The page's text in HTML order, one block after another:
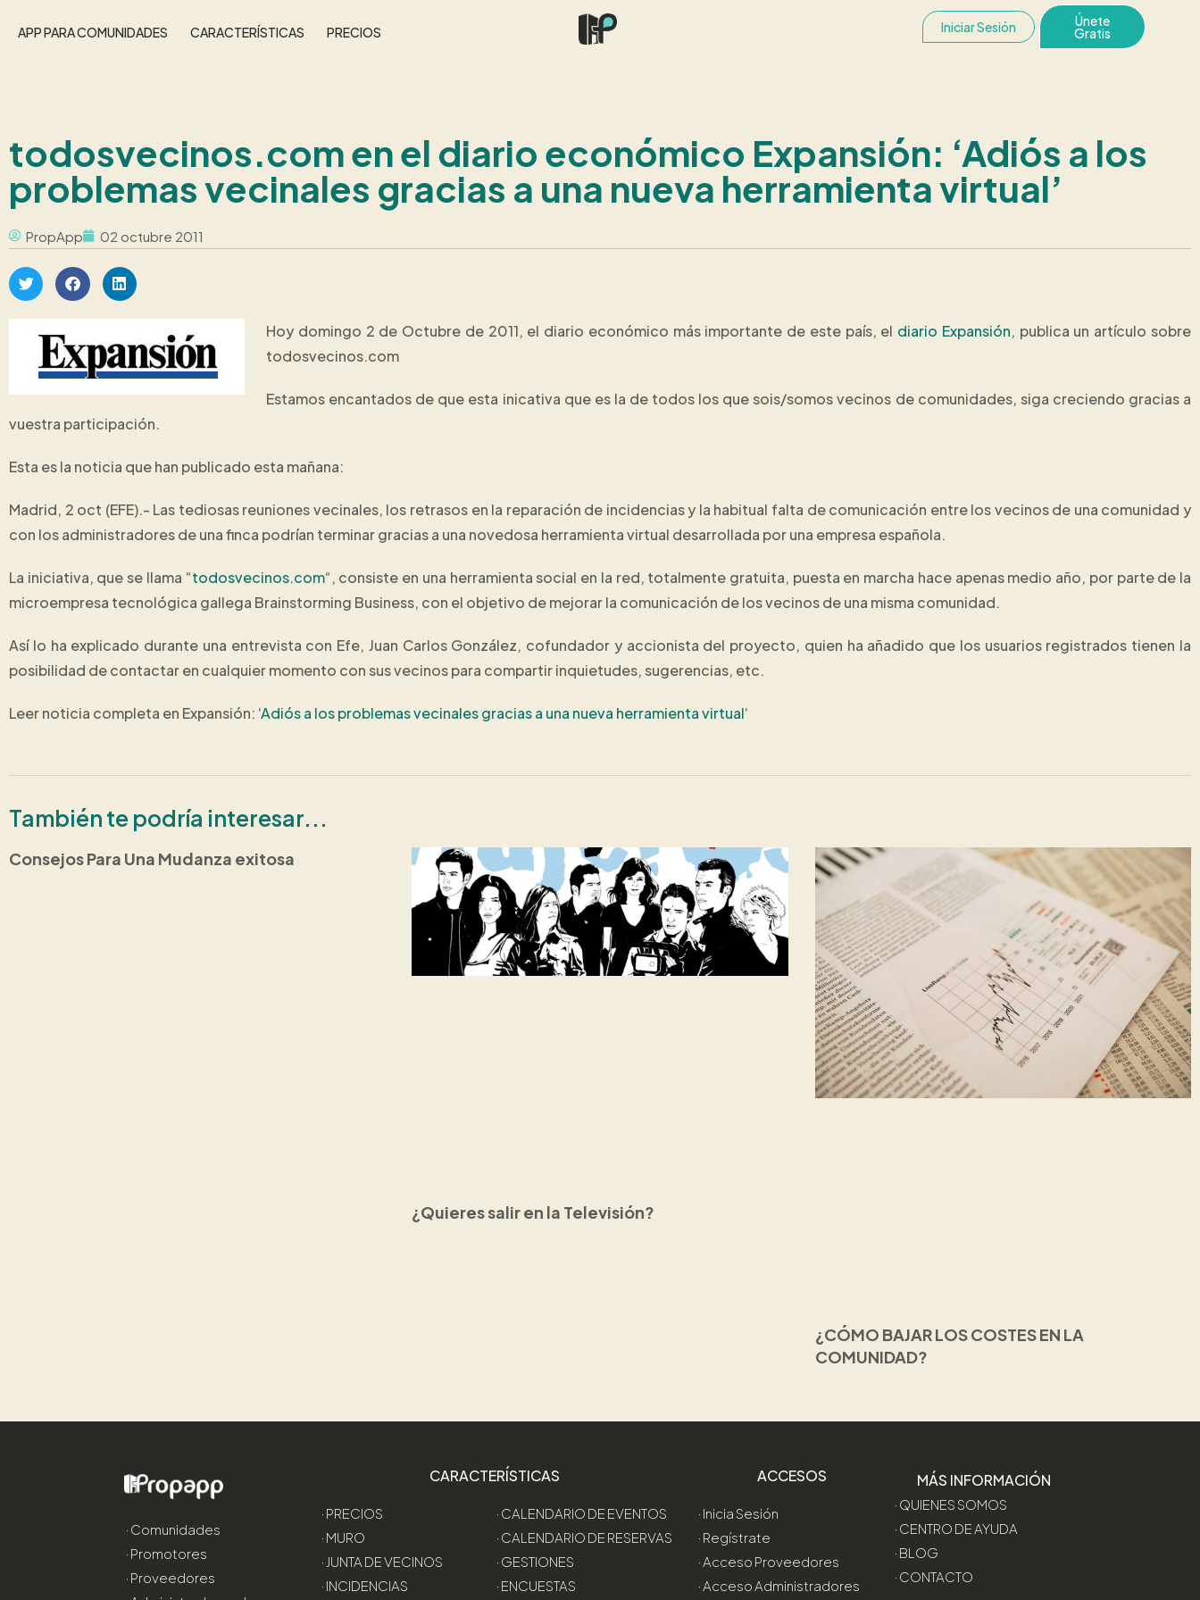
APP PARA COMUNIDADES CARACTERÍSTICAS PRECIOS Iniciar Sesión Únete
Gratis
todosvecinos.com en el diario económico Expansión: ‘Adiós a los
problemas vecinales gracias a una nueva herramienta virtual’
PropApp 02 octubre 2011
Hoy domingo 2 de Octubre de 2011, el diario económico más importante de este país, el diario Expansión, publica un artículo sobre
todosvecinos.com
Estamos encantados de que esta inicativa que es la de todos los que sois/somos vecinos de comunidades, siga creciendo gracias a
vuestra participación.
Esta es la noticia que han publicado esta mañana:
Madrid, 2 oct (EFE).- Las tediosas reuniones vecinales, los retrasos en la reparación de incidencias y la habitual falta de comunicación entre los vecinos de una comunidad y
con los administradores de una finca podrían terminar gracias a una novedosa herramienta virtual desarrollada por una empresa española.
La iniciativa, que se llama “todosvecinos.com“, consiste en una herramienta social en la red, totalmente gratuita, puesta en marcha hace apenas medio año, por parte de la
microempresa tecnológica gallega Brainstorming Business, con el objetivo de mejorar la comunicación de los vecinos de una misma comunidad.
Así lo ha explicado durante una entrevista con Efe, Juan Carlos González, cofundador y accionista del proyecto, quien ha añadido que los usuarios registrados tienen la
posibilidad de contactar en cualquier momento con sus vecinos para compartir inquietudes, sugerencias, etc.
Leer noticia completa en Expansión: ‘Adiós a los problemas vecinales gracias a una nueva herramienta virtual‘
También te podría interesar...
Consejos Para Una Mudanza exitosa
¿Quieres salir en la Televisión?
¿CÓMO BAJAR LOS COSTES EN LA
COMUNIDAD?
· Comunidades
· Promotores
· Proveedores
CARACTERÍSTICAS
· PRECIOS
· MURO
· JUNTA DE VECINOS
· INCIDENCIAS
· CALENDARIO DE EVENTOS
· CALENDARIO DE RESERVAS
· GESTIONES
· ENCUESTAS
ACCESOS
· Inicia Sesión
· Regístrate
· Acceso Proveedores
· Acceso Administradores
MÁS INFORMACIÓN
· QUIENES SOMOS
· CENTRO DE AYUDA
· BLOG
· CONTACTO